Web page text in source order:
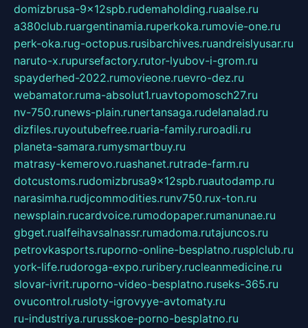
domizbrusa-9x12spb.rudemaholding.ruaalse.ru
a380club.ruargentinamia.ruperkoka.rumovie-one.ru
perk-oka.rug-octopus.rusibarchives.ruandreislyusar.ru
naruto-x.rupursefactory.rutor-lyubov-i-grom.ru
spayderhed-2022.rumovieone.ruevro-dez.ru
webamator.ruma-absolut1.ruavtopomosch27.ru
nv-750.runews-plain.runertansaga.rudelanalad.ru
dizfiles.ruyoutubefree.ruaria-family.ruroadli.ru
planeta-samara.rumysmartbuy.ru
matrasy-kemerovo.ruashanet.rutrade-farm.ru
dotcustoms.rudomizbrusa9x12spb.ruautodamp.ru
narasimha.rudjcommodities.runv750.rux-ton.ru
newsplain.rucardvoice.rumodopaper.rumanunae.ru
gbget.rualfeihavsalnassr.rumadoma.rutajuncos.ru
petrovkasports.ruporno-online-besplatno.rusplclub.ru
york-life.rudoroga-expo.ruribery.rucleanmedicine.ru
slovar-ivrit.ruporno-video-besplatno.ruseks-365.ru
ovucontrol.rusloty-igrovyye-avtomaty.ru
ru-industriya.rurusskoe-porno-besplatno.ru